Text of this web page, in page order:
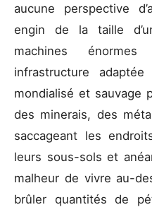
aucune perspective
engin de la taille
machines
infrastructure
mondialisé et sauvage
des minerais, des
saccageant les
leurs sous-sols et
malheur de vivre au-
brûler quantités de